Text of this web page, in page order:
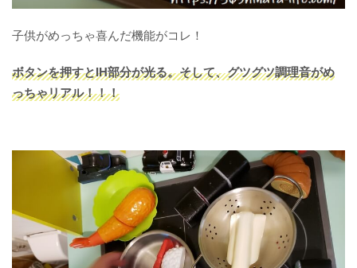
子供がめっちゃ喜んだ機能がコレ！
ボタンを押すとIH部分が光る。そして、グツグツ調理音がめ
っちゃリアル！！！